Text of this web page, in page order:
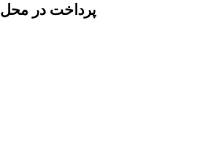
پرداخت در محل